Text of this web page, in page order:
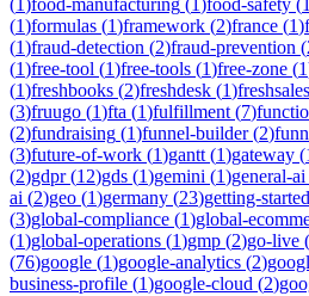
(1)formulas (1)framework (2)france (1)
(1)fraud-detection (2)fraud-prevention (
(1)free-tool (1)free-tools (1)free-zone (1
(1)freshbooks (2)freshdesk (1)freshsales
(3)fruugo (1)fta (1)fulfillment (7)
(2)fundraising (1)funnel-builder(2)
(3)future-of-work (1)gantt (1)gateway (
(2)gdpr(12)gds (1)gemini (1)general-ai
ai (2)geo (1)germany (23)getting-started
(3)global-compliance (1)global-
(1)global-operations (1)gmp (2)go-live (
(76)google (1)google-analytics (2)
business-profile (1)google-cloud (2)